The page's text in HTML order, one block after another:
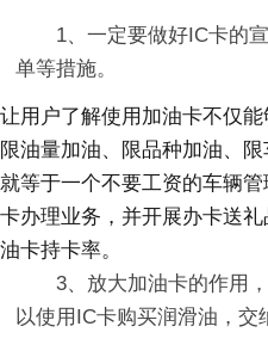
1、一定要做好IC卡的
单等措施。
让用户了解使用加油卡不仅
限油量加油、限品种加油、
就等于一个不要工资的车辆
卡办理业务，并开展办卡送
油卡持卡率。
3、放大加油卡的作用
以使用IC卡购买润滑油，交